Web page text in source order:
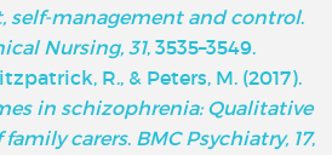
self-management and control.
Nursing, 31, 3535–3549.
R., & Peters, M. (2017).
in schizophrenia: Qualitative
carers. BMC Psychiatry, 17,